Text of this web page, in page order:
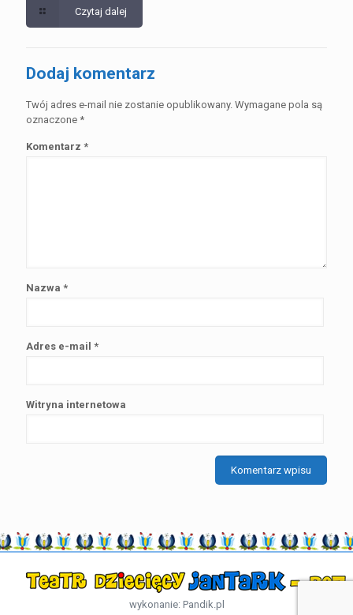
Czytaj dalej
Dodaj komentarz
Twój adres e-mail nie zostanie opublikowany. Wymagane pola są
oznaczone *
Komentarz *
Nazwa *
Adres e-mail *
Witryna internetowa
wykonanie: Pandik.pl